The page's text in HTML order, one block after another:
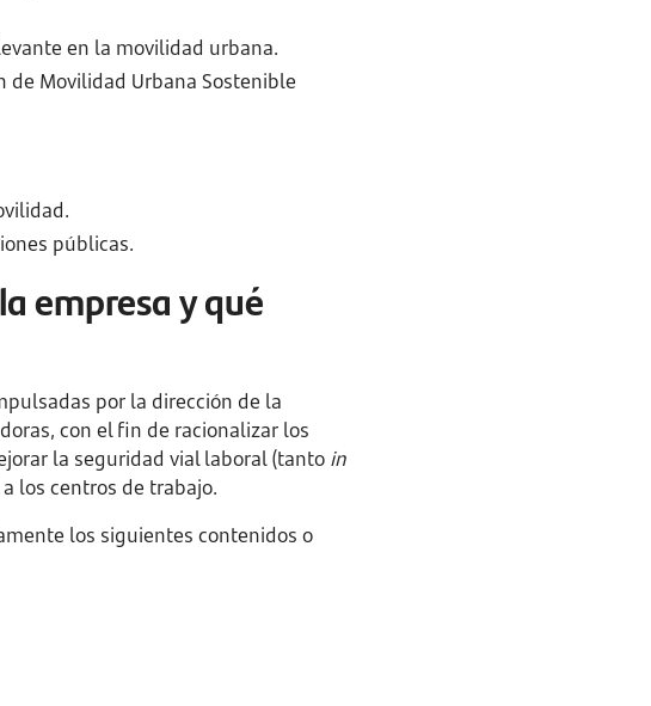
en la movilidad urbana.
de Movilidad Urbana Sostenible
públicas.
empresa y qué
por la dirección de la
con el fin de racionalizar los
la seguridad vial laboral (tanto in
los centros de trabajo.
los siguientes contenidos o